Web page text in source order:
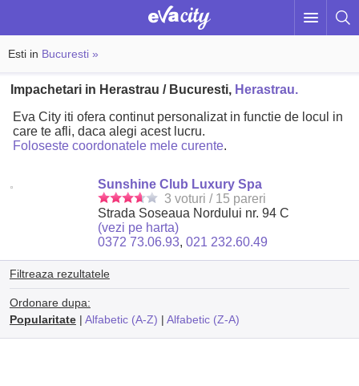
Esti in Bucuresti »
Impachetari in Herastrau / Bucuresti, Herastrau.
Eva City iti ofera continut personalizat in functie de locul in
care te afli, daca alegi acest lucru.
Foloseste coordonatele mele curente.
Sunshine Club Luxury Spa
3 voturi / 15 pareri
Strada Soseaua Nordului nr. 94 C
(vezi pe harta)
0372 73.06.93,021 232.60.49
Filtreaza rezultatele
Ordonare dupa:
Popularitate| Alfabetic (A-Z) | Alfabetic (Z-A)